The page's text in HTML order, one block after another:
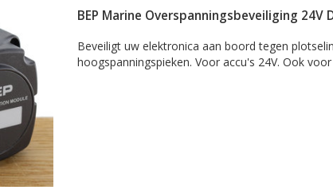
BEP Marine Overspanningsbeveiliging 24V
Beveiligt uw elektronica aan boord tegen
hoogspanningspieken. Voor accu's 24V. Ook